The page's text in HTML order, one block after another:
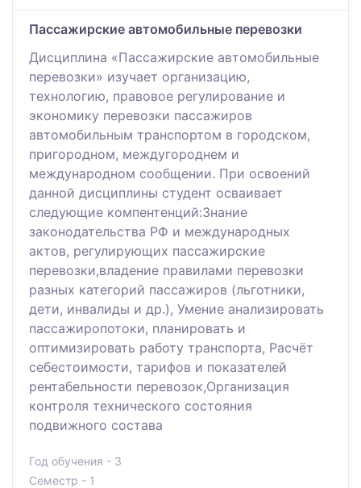
Пассажирские автомобильные перевозки
Дисциплина «Пассажирские автомобильные
перевозки» изучает организацию,
технологию, правовое регулирование и
экономику перевозки пассажиров
автомобильным транспортом в городском,
пригородном, междугороднем и
международном сообщении. При освоений
данной дисциплины студент осваивает
следующие компентенций:Знание
законодательства РФ и международных
актов, регулирующих пассажирские
перевозки,владение правилами перевозки
разных категорий пассажиров (льготники,
дети, инвалиды и др.), Умение анализировать
пассажиропотоки, планировать и
оптимизировать работу транспорта, Расчёт
себестоимости, тарифов и показателей
рентабельности перевозок,Организация
контроля технического состояния
подвижного состава
Год обучения - 3
Семестр - 1